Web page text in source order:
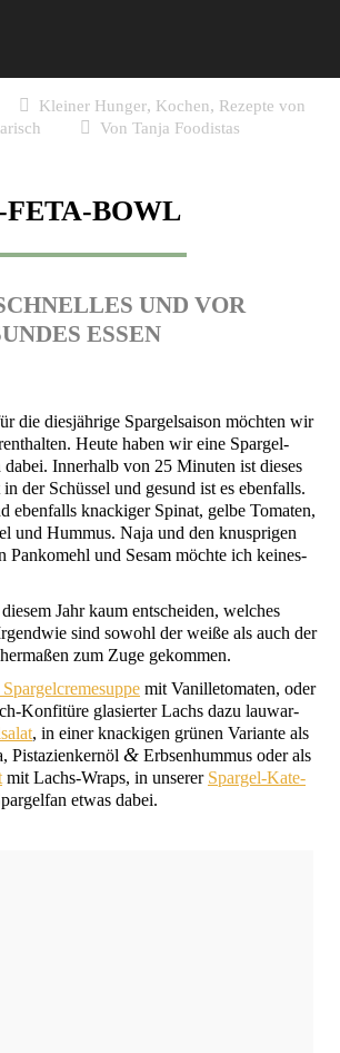
Kleiner Hunger, Kochen, Rezepte von
Von Tanja Foodistas
FETA-BOWL
UND VOR
ESSEN
die dies­jäh­ri­ge Spar­gel­sai­son möch­ten wir
Heu­te haben wir eine Spar­gel-
Inner­halb von 25 Minu­ten ist die­ses
der Schüs­sel und gesund ist es eben­falls.
eben­falls kna­cki­ger Spi­nat, gel­be Toma­ten,
und Hum­mus. Naja und den knusp­ri­gen
Pan­ko­mehl und Sesam möch­te ich kei­nes­
Jahr kaum ent­schei­den, wel­ches
sind sowohl der wei­ße als auch der
zum Zuge gekommen.
mit Vanil­le­to­ma­ten, oder
Kon­fi­tü­re gla­sier­ter Lachs dazu lau­war­
, in einer kna­cki­gen grü­nen Vari­an­te als
Pis­ta­zi­en­kern­öl & Erb­sen­hum­mus oder als
mit Lachs-Wraps, in unse­rer Spar­gel-Kate­
etwas dabei.